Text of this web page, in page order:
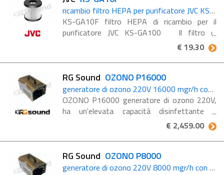
ricambio filtro HEPA per purificatore JVC KS-GA100
KS-GA10F filtro HEPA di ricambio per il
purificatore JVC KS-GA100 Il filtro di
ricambio può aiutare a mantenere un
ambiente pulito nella tua auto. Si raccomanda
la sostituzione ogni ...
€ 19.30
RG Sound OZONO P16000
generatore di ozono 220V 16000 mgr/h con azione battericida: disinfetta ed elimina gli odori degli ambienti e superfici
OZONO P16000 generatore di ozono 220V,
ha un'elevata capacità disinfettante e
battericida. Capacità produttiva di Ozono:
16000 mgr/h. Grazie alle loro capacità
disinfettanti, ...
€ 2,459.00
RG Sound OZONO P8000
generatore di ozono 220V 8000 mgr/h con azione battericida: disinfetta ed elimina gli odori degli ambienti e superfici